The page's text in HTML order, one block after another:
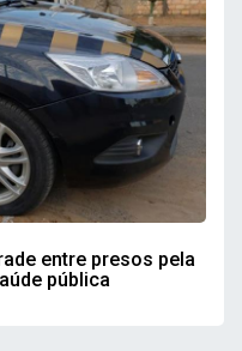
entre presos pela
pública